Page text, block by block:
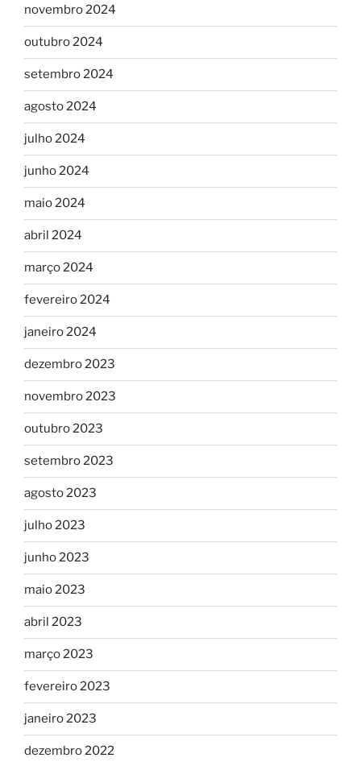
novembro 2024
outubro 2024
setembro 2024
agosto 2024
julho 2024
junho 2024
maio 2024
abril 2024
março 2024
fevereiro 2024
janeiro 2024
dezembro 2023
novembro 2023
outubro 2023
setembro 2023
agosto 2023
julho 2023
junho 2023
maio 2023
abril 2023
março 2023
fevereiro 2023
janeiro 2023
dezembro 2022